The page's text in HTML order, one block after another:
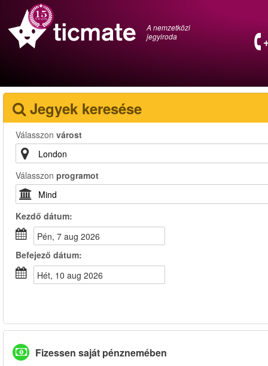
A nemzetközi
jegyiroda
Jegyek keresése
Válasszon várost
Válasszon programot
Kezdő dátum:
pén, 7 aug 2026
Befejező dátum:
hét, 10 aug 2026
Fizessen saját pénznemében